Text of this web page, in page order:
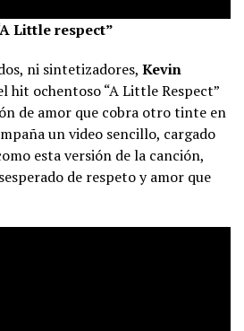
Little respect”
ni sintetizadores, Kevin
hit ochentoso “A Little Respect”
de amor que cobra otro tinte en
un video sencillo, cargado
esta versión de la canción,
de respeto y amor que